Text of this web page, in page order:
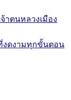
าตนหลวงเมือง
งดงามทุกขั้นตอน